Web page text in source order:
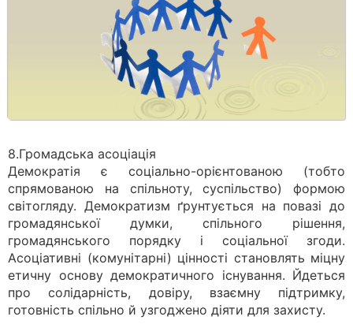
8.Громадська асоціація
Демократія є соціально-орієнтованою (тобто
спрямованою на спільноту, суспільство) формою
світогляду. Демократизм ґрунтується на повазі до
громадянської думки, спільного рішення,
громадянського порядку і соціальної згоди.
Асоціативні (комунітарні) цінності становлять міцну
етичну основу демократичного існування. Йдеться
про солідарність, довіру, взаємну підтримку,
готовність спільно й узгоджено діяти для захисту.